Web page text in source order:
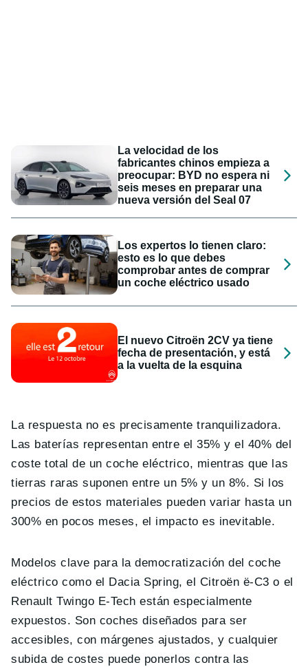
La velocidad de los
fabricantes chinos empieza a
preocupar: BYD no espera ni
seis meses en preparar una
nueva versión del Seal 07
Los expertos lo tienen claro:
esto es lo que debes
comprobar antes de comprar
un coche eléctrico usado
El nuevo Citroën 2CV ya tiene
fecha de presentación, y está
a la vuelta de la esquina
La respuesta no es precisamente tranquilizadora.
Las baterías representan entre el 35% y el 40% del
coste total de un coche eléctrico, mientras que las
tierras raras suponen entre un 5% y un 8%. Si los
precios de estos materiales pueden variar hasta un
300% en pocos meses, el impacto es inevitable.
Modelos clave para la democratización del coche
eléctrico como el Dacia Spring, el Citroën ë-C3 o el
Renault Twingo E-Tech están especialmente
expuestos. Son coches diseñados para ser
accesibles, con márgenes ajustados, y cualquier
subida de costes puede ponerlos contra las